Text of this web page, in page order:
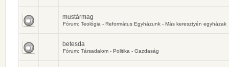
mustármag
Fórum: Teológia - Református Egyházunk - Más keresztyén egyházak
betesda
Fórum: Társadalom - Politika - Gazdaság